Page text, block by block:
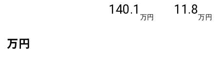
万円
140.1
万円
11.8
万円